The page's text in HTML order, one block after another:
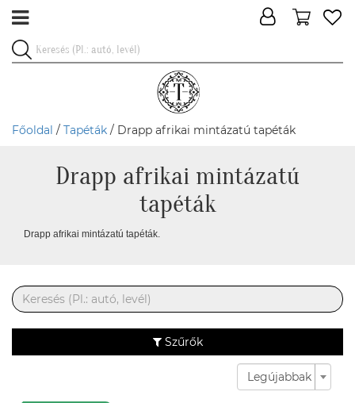
Főoldal / Tapéták / Drapp afrikai mintázatú tapéták
Drapp afrikai mintázatú
tapéták
Drapp afrikai mintázatú tapéták.
Szűrők
Legújabbak